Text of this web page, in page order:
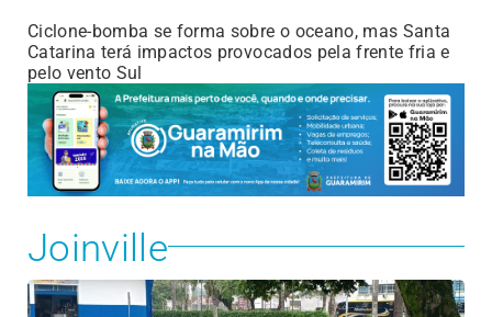
Ciclone-bomba se forma sobre o oceano, mas Santa
Catarina terá impactos provocados pela frente fria e
pelo vento Sul
Joinville